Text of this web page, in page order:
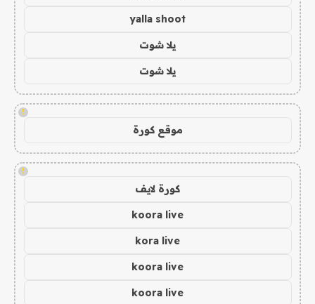
yalla shoot
يلا شوت
يلا شوت
!
موقع كورة
!
كورة لايف
koora live
kora live
koora live
koora live